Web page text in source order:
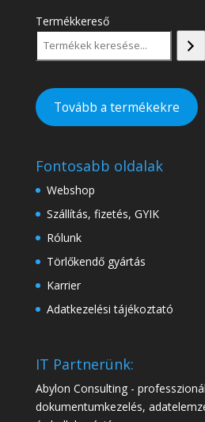
Termékkereső
Tovább a termékekre
Fontosabb oldalak
Webshop
Szállítás, fizetés, GYIK
Rólunk
Törlőkendő gyártás
Karrier
Adatkezelési tájékoztató
IT Partnerünk:
Abylon Consulting -
dokumentumkezelés,